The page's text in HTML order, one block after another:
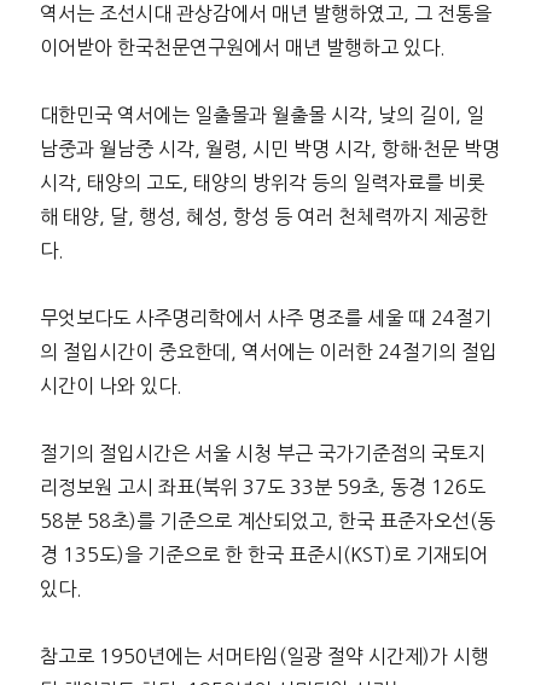
역서는 조선시대 관상감에서 매년 발행하였고, 그 전통을
이어받아 한국천문연구원에서 매년 발행하고 있다.
대한민국 역서에는 일출몰과 월출몰 시각, 낮의 길이, 일
남중과 월남중 시각, 월령, 시민 박명 시각, 항해·천문 박명
시각, 태양의 고도, 태양의 방위각 등의 일력자료를 비롯
해 태양, 달, 행성, 혜성, 항성 등 여러 천체력까지 제공한
다.
무엇보다도 사주명리학에서 사주 명조를 세울 때 24절기
의 절입시간이 중요한데, 역서에는 이러한 24절기의 절입
시간이 나와 있다.
절기의 절입시간은 서울 시청 부근 국가기준점의 국토지
리정보원 고시 좌표(북위 37도 33분 59초, 동경 126도
58분 58초)를 기준으로 계산되었고, 한국 표준자오선(동
경 135도)을 기준으로 한 한국 표준시(KST)로 기재되어
있다.
참고로 1950년에는 서머타임(일광 절약 시간제)가 시행